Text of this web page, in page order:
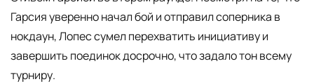
Гарсия уверенно начал бой и отправил соперника в
нокдаун, Лопес сумел перехватить инициативу и
завершить поединок досрочно, что задало тон всему
турниру.